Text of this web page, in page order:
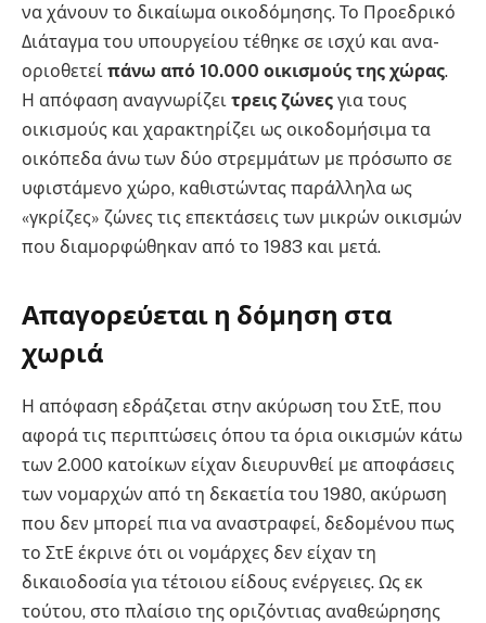
να χάνουν το δικαίωμα οικοδόμησης. Το Προεδρικό
Διάταγμα του υπουργείου τέθηκε σε ισχύ και ανα-
οριοθετεί πάνω από 10.000 οικισμούς της χώρας.
Η απόφαση αναγνωρίζει τρεις ζώνες για τους
οικισμούς και χαρακτηρίζει ως οικοδομήσιμα τα
οικόπεδα άνω των δύο στρεμμάτων με πρόσωπο σε
υφιστάμενο χώρο, καθιστώντας παράλληλα ως
«γκρίζες» ζώνες τις επεκτάσεις των μικρών οικισμών
που διαμορφώθηκαν από το 1983 και μετά.
Απαγορεύεται η δόμηση στα
χωριά
Η απόφαση εδράζεται στην ακύρωση του ΣτΕ, που
αφορά τις περιπτώσεις όπου τα όρια οικισμών κάτω
των 2.000 κατοίκων είχαν διευρυνθεί με αποφάσεις
των νομαρχών από τη δεκαετία του 1980, ακύρωση
που δεν μπορεί πια να αναστραφεί, δεδομένου πως
το ΣτΕ έκρινε ότι οι νομάρχες δεν είχαν τη
δικαιοδοσία για τέτοιου είδους ενέργειες. Ως εκ
τούτου, στο πλαίσιο της οριζόντιας αναθεώρησης